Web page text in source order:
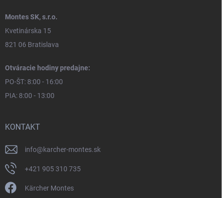
Montes SK, s.r.o.
Kvetinárska 15
821 06 Bratislava
Otváracie hodiny predajne:
PO-ŠT: 8:00 - 16:00
PIA: 8:00 - 13:00
KONTAKT
info@karcher-montes.sk
+421 905 310 735
Kärcher Montes